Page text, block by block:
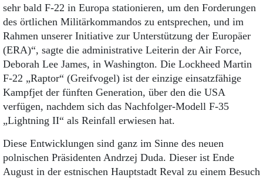
sehr bald F-22 in Europa stationieren, um den Forderungen
des örtlichen Militärkommandos zu entsprechen, und im
Rahmen unserer Initiative zur Unterstützung der Europäer
(ERA)“, sagte die administrative Leiterin der Air Force,
Deborah Lee James, in Washington. Die Lockheed Martin
F-22 „Raptor“ (Greifvogel) ist der einzige einsatzfähige
Kampfjet der fünften Generation, über den die USA
verfügen, nachdem sich das Nachfolger-Modell F-35
„Lightning II“ als Reinfall erwiesen hat.
Diese Entwicklungen sind ganz im Sinne des neuen
polnischen Präsidenten Andrzej Duda. Dieser ist Ende
August in der estnischen Hauptstadt Reval zu einem Besuch